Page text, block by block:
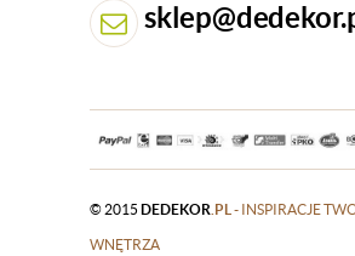
© 2015 DEDEKOR .PL - INSPIRACJE
WNĘTRZA